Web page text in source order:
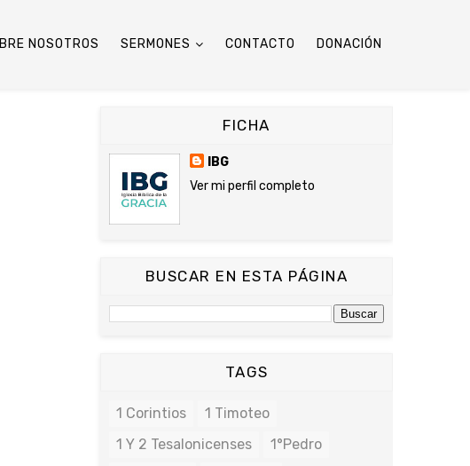
NOSOTROS SERMONES CONTACTO DONACIÓN
FICHA
IBG
Ver mi perfil completo
BUSCAR EN ESTA PÁGINA
TAGS
1 Corintios
1 Timoteo
1 Y 2 Tesalonicenses
1°Pedro